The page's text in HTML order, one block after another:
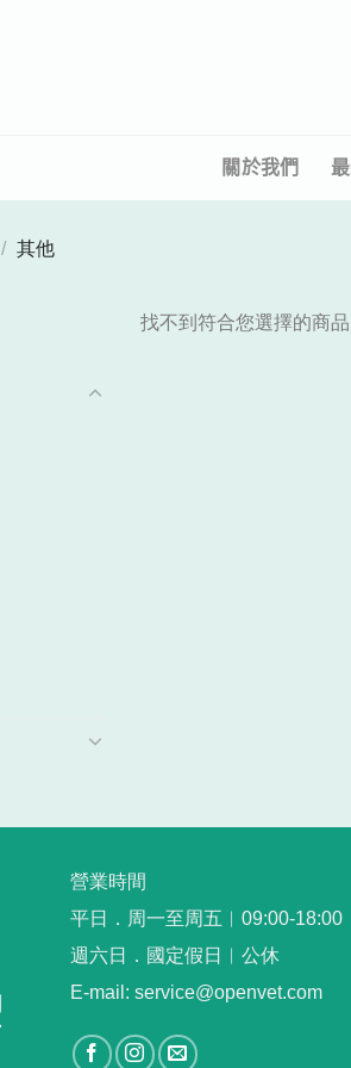
關於我們
/ 其他
找不到符合您選擇的商品
營業時間
平日．周一至周五︳09:00-18:00
週六日．國定假日︳公休
E-mail: service@openvet.com